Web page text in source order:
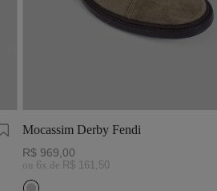
Mocassim Derby Fendi
R$ 969,00
ou 6x de R$ 161, 50